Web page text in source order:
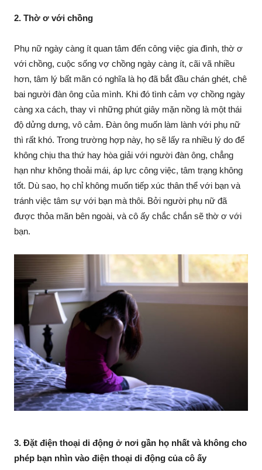
2. Thờ ơ với chồng
Phụ nữ ngày càng ít quan tâm đến công việc gia đình, thờ ơ
với chồng, cuộc sống vợ chồng ngày càng ít, cãi vã nhiều
hơn, tâm lý bất mãn có nghĩa là họ đã bắt đầu chán ghét, chê
bai người đàn ông của mình. Khi đó tình cảm vợ chồng ngày
càng xa cách, thay vì những phút giây mặn nồng là một thái
độ dửng dưng, vô cảm. Đàn ông muốn làm lành với phụ nữ
thì rất khó. Trong trường hợp này, họ sẽ lấy ra nhiều lý do để
không chịu tha thứ hay hòa giải với người đàn ông, chẳng
hạn như không thoải mái, áp lực công việc, tâm trạng không
tốt. Dù sao, họ chỉ không muốn tiếp xúc thân thể với bạn và
tránh việc tâm sự với bạn mà thôi. Bởi người phụ nữ đã
được thỏa mãn bên ngoài, và cô ấy chắc chắn sẽ thờ ơ với
bạn.
3. Đặt điện thoại di động ở nơi gần họ nhất và không cho
phép bạn nhìn vào điện thoại di động của cô ấy